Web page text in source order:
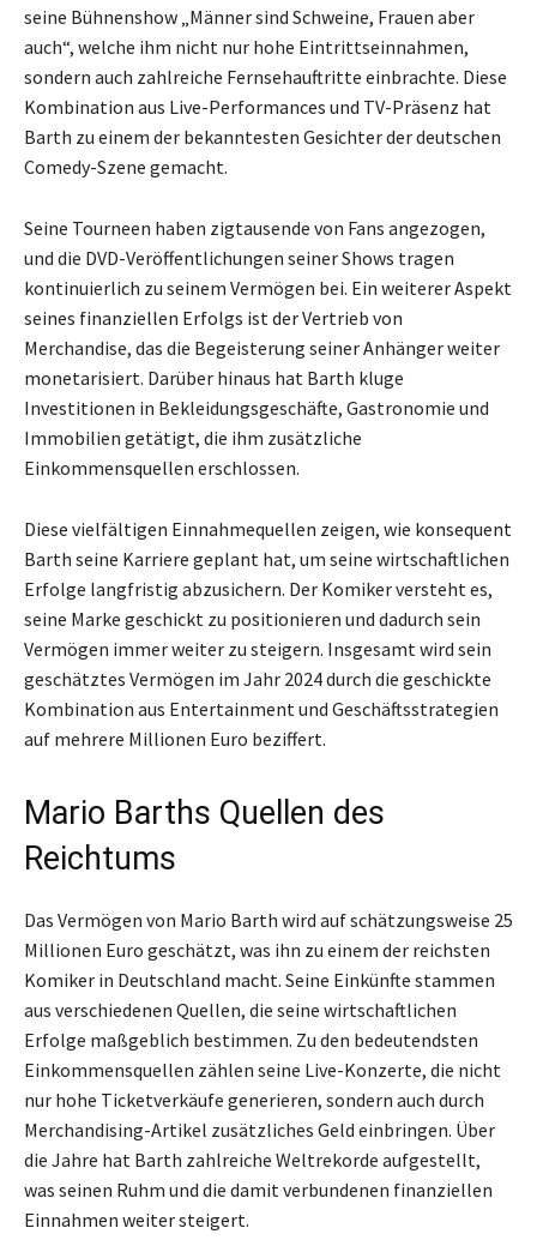
seine Bühnenshow „Männer sind Schweine, Frauen aber
auch“, welche ihm nicht nur hohe Eintrittseinnahmen,
sondern auch zahlreiche Fernsehauftritte einbrachte. Diese
Kombination aus Live-Performances und TV-Präsenz hat
Barth zu einem der bekanntesten Gesichter der deutschen
Comedy-Szene gemacht.
Seine Tourneen haben zigtausende von Fans angezogen,
und die DVD-Veröffentlichungen seiner Shows tragen
kontinuierlich zu seinem Vermögen bei. Ein weiterer Aspekt
seines finanziellen Erfolgs ist der Vertrieb von
Merchandise, das die Begeisterung seiner Anhänger weiter
monetarisiert. Darüber hinaus hat Barth kluge
Investitionen in Bekleidungsgeschäfte, Gastronomie und
Immobilien getätigt, die ihm zusätzliche
Einkommensquellen erschlossen.
Diese vielfältigen Einnahmequellen zeigen, wie konsequent
Barth seine Karriere geplant hat, um seine wirtschaftlichen
Erfolge langfristig abzusichern. Der Komiker versteht es,
seine Marke geschickt zu positionieren und dadurch sein
Vermögen immer weiter zu steigern. Insgesamt wird sein
geschätztes Vermögen im Jahr 2024 durch die geschickte
Kombination aus Entertainment und Geschäftsstrategien
auf mehrere Millionen Euro beziffert.
Mario Barths Quellen des
Reichtums
Das Vermögen von Mario Barth wird auf schätzungsweise 25
Millionen Euro geschätzt, was ihn zu einem der reichsten
Komiker in Deutschland macht. Seine Einkünfte stammen
aus verschiedenen Quellen, die seine wirtschaftlichen
Erfolge maßgeblich bestimmen. Zu den bedeutendsten
Einkommensquellen zählen seine Live-Konzerte, die nicht
nur hohe Ticketverkäufe generieren, sondern auch durch
Merchandising-Artikel zusätzliches Geld einbringen. Über
die Jahre hat Barth zahlreiche Weltrekorde aufgestellt,
was seinen Ruhm und die damit verbundenen finanziellen
Einnahmen weiter steigert.